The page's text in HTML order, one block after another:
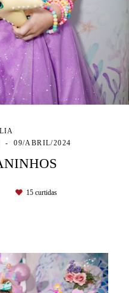
09/ABRIL/2024
15curtidas